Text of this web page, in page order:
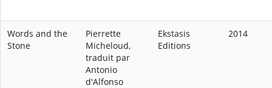
Words and the
Stone
Pierrette
Micheloud,
traduit par
Antonio
d'Alfonso
Ekstasis
Editions
2014